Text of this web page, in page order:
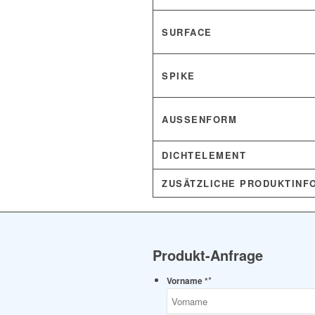
SURFACE
SPIKE
AUSSENFORM
DICHTELEMENT
ZUSÄTZLICHE
Produkt-Anfrage
Vorname **